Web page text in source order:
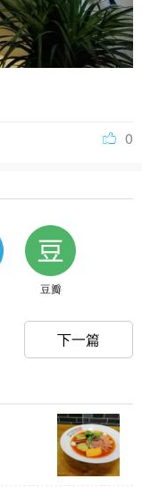
0
豆瓣
下一篇